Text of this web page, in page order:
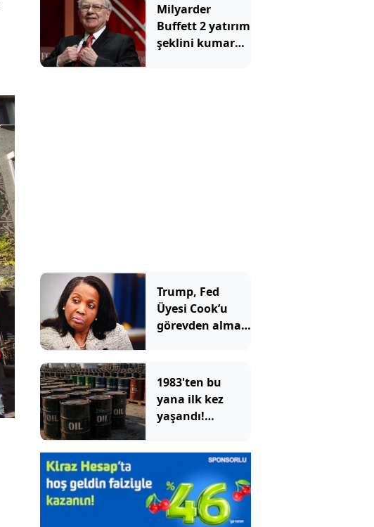
Milyarder
Buffett 2 yatırım
şeklini kumara
Trump, Fed
Üyesi Cook’u
görevden alma
1983'ten bu
yana ilk kez
yaşandı!
depoları hızla